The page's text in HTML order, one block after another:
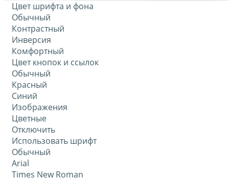
Цвет шрифта и фона
Обычный
Контрастный
Инверсия
Комфортный
Цвет кнопок и ссылок
Обычный
Красный
Синий
Изображения
Цветные
Отключить
Использовать шрифт
Обычный
Arial
Times New Roman